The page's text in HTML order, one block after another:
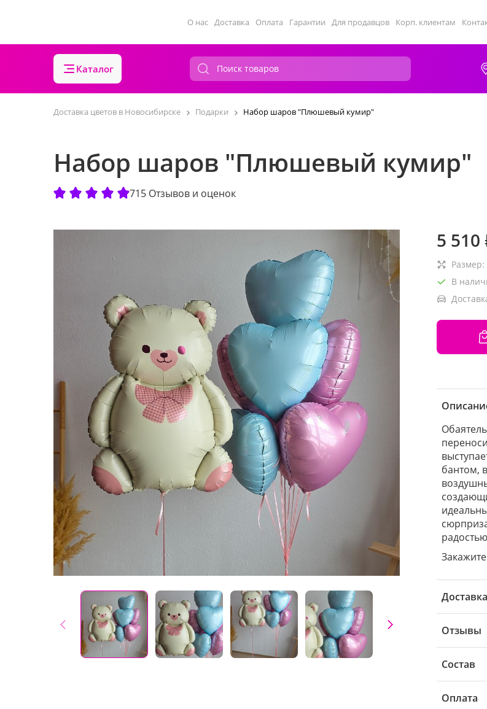
О нас Доставка Оплата Гарантии Для продавцов Корп. клиентам
Каталог
Доставка цветов в Новосибирске Подарки Набор шаров "Плюшевый кумир"
Набор шаров "Плюшевый кумир"
715 Отзывов и оценок
5 510
Размер:
В
бантом,
Доставка
Отзывы
Состав
Оплата